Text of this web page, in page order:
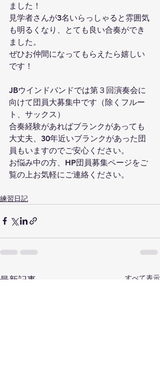
ました！
見学者さんが3名いらっしゃると雰囲気
も明るくなり、とても良い合奏ができ
ました。
ぜひお仲間になってもらえたら嬉しい
です！
JBウインドバンドでは第３回演奏会に
向けて団員大募集中です（除くフルー
ト、サックス）
合奏経験があればブランクがあっても
大丈夫、30年近いブランクがあった団
員もいますのでご安心ください。
お悩み中の方、HP団員募集ページをご
覧の上お気軽にご連絡ください。
練習日記
最新記事 すべて表示